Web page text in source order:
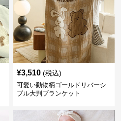
¥3,510 (税込)
可愛い動物柄ゴールドリバーシ
ブル大判ブランケット